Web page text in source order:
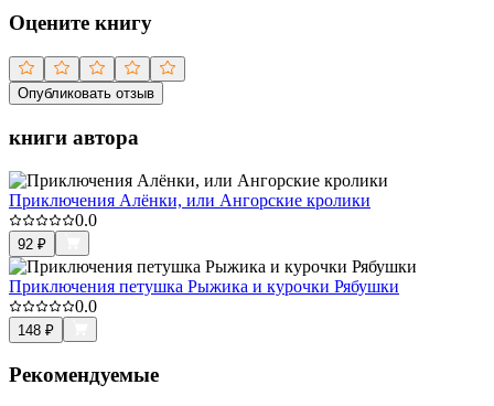
Оцените книгу
Опубликовать отзыв
книги автора
Приключения Алёнки, или Ангорские кролики
0.0
92 ₽
Приключения петушка Рыжика и курочки Рябушки
0.0
148 ₽
Рекомендуемые